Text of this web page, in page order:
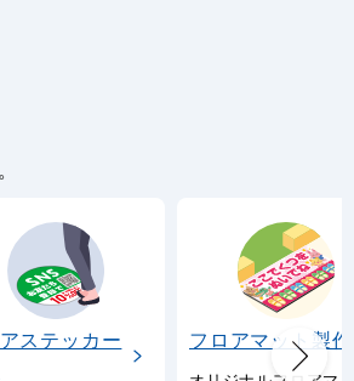
ステッカー
フロアマット製作